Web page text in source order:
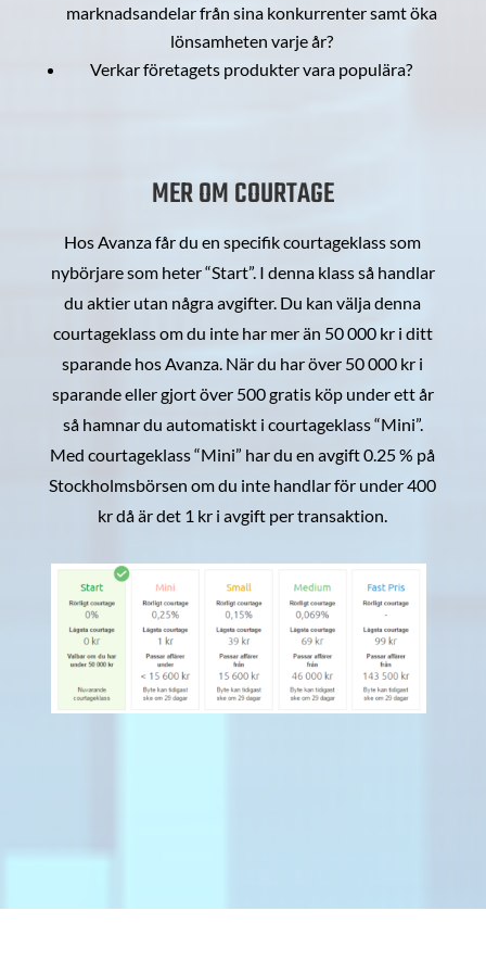
marknadsandelar från sina konkurrenter samt öka
lönsamheten varje år?
Verkar företagets produkter vara populära?
MER OM COURTAGE
Hos Avanza får du en specifik courtageklass som
nybörjare som heter “Start”. I denna klass så handlar
du aktier utan några avgifter. Du kan välja denna
courtageklass om du inte har mer än 50 000 kr i ditt
sparande hos Avanza. När du har över 50 000 kr i
sparande eller gjort över 500 gratis köp under ett år
så hamnar du automatiskt i courtageklass “Mini”.
Med courtageklass “Mini” har du en avgift 0.25 % på
Stockholmsbörsen om du inte handlar för under 400
kr då är det 1 kr i avgift per transaktion.